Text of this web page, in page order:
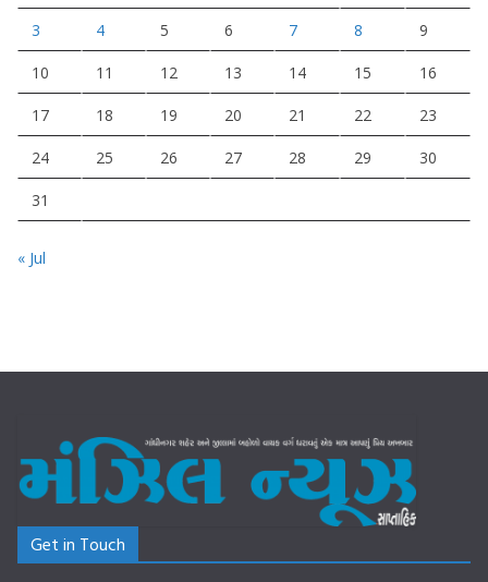
3 4 5 6 7 8 9
10 11 12 13 14 15 16
17 18 19 20 21 22 23
24 25 26 27 28 29 30
31
« Jul
Get in Touch